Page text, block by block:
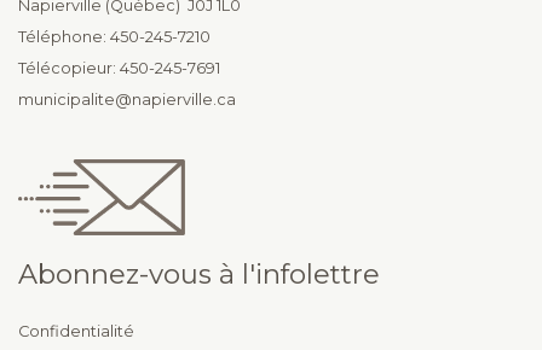
Napierville (Québec) J0J 1L0
Téléphone: 450-245-7210
Télécopieur: 450-245-7691
municipalite@napierville.ca
Abonnez-vous à l'infolettre
Confidentialité